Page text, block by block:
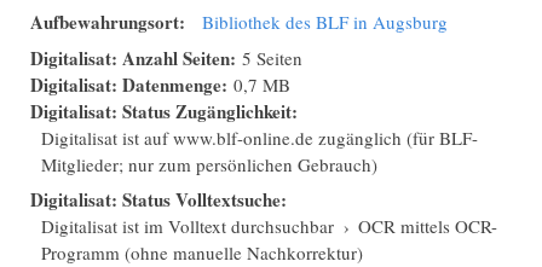
Aufbewahrungsort: Bibliothek des BLF in Augsburg
Digitalisat: Anzahl Seiten: 5 Seiten
Digitalisat: Datenmenge: 0,7 MB
Digitalisat: Status Zugänglichkeit:
Digitalisat ist auf www.blf-online.de zugänglich (für BLF-
Mitglieder; nur zum persönlichen Gebrauch)
Digitalisat: Status Volltextsuche:
Digitalisat ist im Volltext durchsuchbar › OCR mittels OCR-
Programm (ohne manuelle Nachkorrektur)